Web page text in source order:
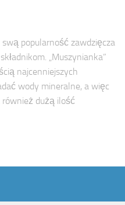
popularność zawdzięcza
„Muszynianka”
najcenniejszych
wody mineralne, a więc
również dużą ilość